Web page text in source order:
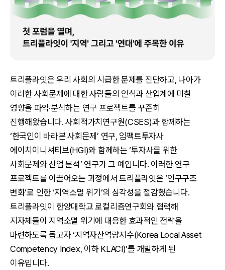
트리플라잇은 우리 사회의 시급한 문제를 진단하고, 나아가
이러한 사회문제에 대한 사람들의 인식과 산업계에 미칠
영향을 파악·분석하는 연구 프로젝트를 꾸준히
진행해왔습니다. 사회적가치연구원(CSES)과 함께하는
‘한국인이 바라본 사회문제’ 연구, 임팩트투자사
에이치이니셔티브(HGI)와 함께하는 ‘투자사를 위한
사회문제와 산업 분석’ 연구가 그 예입니다. 이러한 연구
프로젝트를 이끌어오는 과정에서 트리플라잇은 ‘인구구조
변화’로 인한 ‘지역소멸 위기’의 심각성을 절감했습니다.
트리플라잇이 한양대학교 로컬리즘연구회와 협력해
지자체들이 지역소멸 위기에 대응한 효과적인 전략을
마련하도록 돕고자 ‘지역자산역량지수(Korea Local Asset
Competency Index, 이하 KLACI)’를 개발하게 된
이유입니다.